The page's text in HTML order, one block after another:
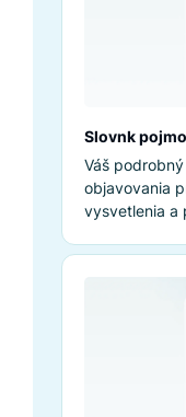
Slovnk
Váš
objavovania
vysvetlenia a